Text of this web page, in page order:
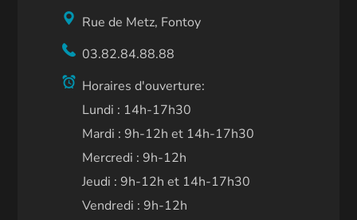
Rue de Metz, Fontoy
03.82.84.88.88
Horaires d'ouverture:
Lundi : 14h-17h30
Mardi : 9h-12h et 14h-17h30
Mercredi : 9h-12h
Jeudi : 9h-12h et 14h-17h30
Vendredi : 9h-12h